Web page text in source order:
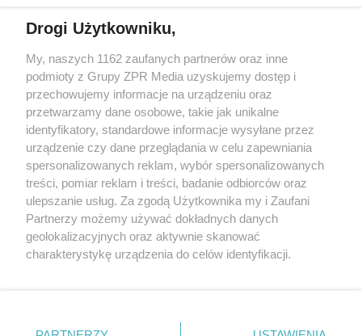
Żaden utwór zamieszczony w serwisie nie może być powielany i
rozpowszechniany lub dalej rozpowszechniany w jakikolwiek sposób (w
tym także elektroniczny lub mechaniczny) na jakimkolwiek polu
eksploatacji w jakiejkolwiek formie, włącznie z umieszczaniem w
Internecie bez pisemnej zgody właściciela praw. Jakiekolwiek użycie lub
wykorzystanie utworów w całości lub w części z naruszeniem prawa,
tzn. bez właściwej zgody, jest zabronione pod groźbą kary i może być
ścigane prawnie.
Drogi Użytkowniku,
My, naszych 1162 zaufanych partnerów oraz inne
podmioty z Grupy ZPR Media uzyskujemy dostęp i
przechowujemy informacje na urządzeniu oraz
przetwarzamy dane osobowe, takie jak unikalne
identyfikatory, standardowe informacje wysyłane przez
urządzenie czy dane przeglądania w celu zapewniania
spersonalizowanych reklam, wybór spersonalizowanych
treści, pomiar reklam i treści, badanie odbiorców oraz
ulepszanie usług. Za zgodą Użytkownika my i Zaufani
Partnerzy możemy używać dokładnych danych
geolokalizacyjnych oraz aktywnie skanować
charakterystykę urządzenia do celów identyfikacji.
zmienić/wycofać klikając przycisk ustawień prywatności